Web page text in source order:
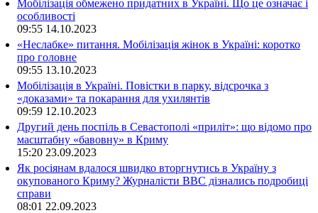
Мобілізація обмежено придатних в Україні. Що це означає і
особливості
09:55 14.10.2023
«Неслабке» питання. Мобілізація жінок в Україні: коротко
про головне
09:55 13.10.2023
Мобілізація в Україні. Повістки в парку, відсрочка з
«доказами» та покарання для ухилянтів
09:59 12.10.2023
Другий день поспіль в Севастополі «приліт»: що відомо про
масштабну «бавовну» в Криму
15:20 23.09.2023
Як росіянам вдалося швидко вторгнутись в Україну з
окупованого Криму? Журналісти ВВС дізнались подробиці
справи
08:01 22.09.2023